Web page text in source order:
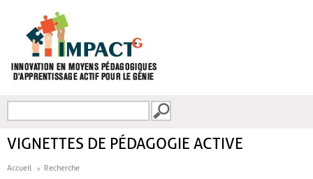
FORMULAIRE DE
VIGNETTES DE PÉDAGOGIE ACTIVE
Accueil Recherche